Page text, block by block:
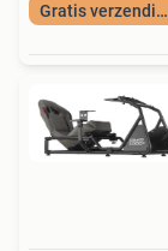
Gratis verzending